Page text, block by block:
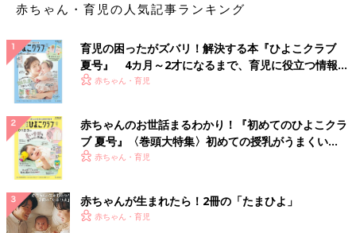
●粘りけのある痰→体内が水分不足だったり、空気が乾燥してい
るときに出る
赤ちゃんの痰の症状
痰がからんだとき大人はゴホンとせき込んで吐き出せますが、赤
ちゃんにはできません。そのため、少しの痰でもせき込み、のど
の奥でゼロゼロと音が鳴ったり、せきとともに嘔吐することがあ
ります。また、ねばねばした痰が増えると空気の通り道をふさい
でしまい、呼吸が十分にできなくなることも。痰がからんでいる
ときは、赤ちゃんの状態をしっかり観察してください。
●鼻水による痰
赤ちゃん・育児の人気記事ランキング
育児の困ったがズバリ！解決する本『ひよこクラブ
夏号』 4カ月～2才になるまで、育児に役立つ情報が
いっぱい！
赤ちゃん・育児
赤ちゃんのお世話まるわかり！『初めてのひよこクラ
ブ 夏号』〈巻頭大特集〉初めての授乳がうまくい
く！ おっぱい・ミルクの基本と夏のトラブル 解決テ
赤ちゃん・育児
赤ちゃんが生まれたら！2冊の「たまひよ」
赤ちゃん・育児